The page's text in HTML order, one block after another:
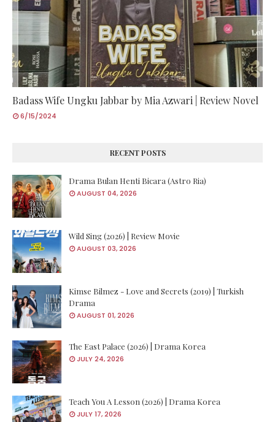
Badass Wife Ungku Jabbar by Mia Azwari | Review Novel
6/15/2024
RECENT POSTS
Drama Bulan Henti Bicara (Astro Ria)
AUGUST 04, 2026
Wild Sing (2026) | Review Movie
AUGUST 03, 2026
Kimse Bilmez - Love and Secrets (2019) | Turkish
Drama
AUGUST 01, 2026
The East Palace (2026) | Drama Korea
JULY 24, 2026
Teach You A Lesson (2026) | Drama Korea
JULY 17, 2026